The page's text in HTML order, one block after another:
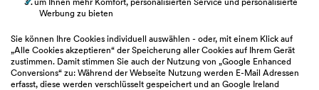
um Ihnen mehr Komfort, personalisierten Service und personalisierte
Werbung zu bieten
Sie können Ihre Cookies individuell auswählen - oder, mit einem Klick auf
„Alle Cookies akzeptieren“ der Speicherung aller Cookies auf Ihrem Gerät
zustimmen. Damit stimmen Sie auch der Nutzung von „Google Enhanced
Conversions“ zu: Während der Webseite Nutzung werden E-Mail Adressen
erfasst, diese werden verschlüsselt gespeichert und an Google Ireland
hilfe.easybank.at
easybank.de